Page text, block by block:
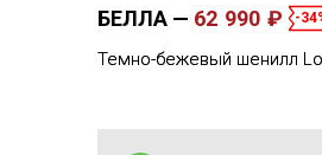
БЕЛЛА 62 990 ₽ -
Темно-бежевый шенилл